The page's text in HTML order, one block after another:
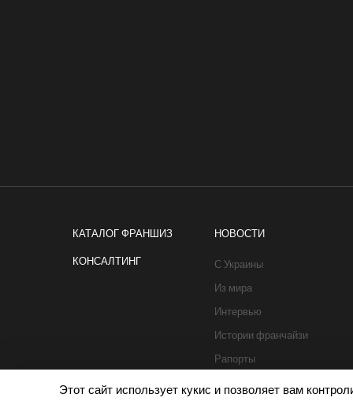
КАТАЛОГ ФРАНШИЗ
КОНСАЛТИНГ
НОВОСТИ
С Украины
Из мира
Интервью
Истории франчайзи
Рапорты
Этот сайт использует кукис и позволяет вам